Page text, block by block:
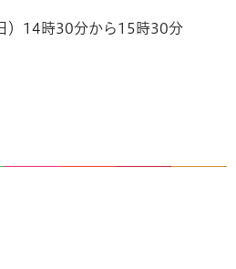
）14時30分から15時30分